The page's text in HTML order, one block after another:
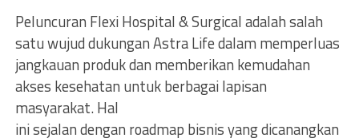
Peluncuran Flexi Hospital & Surgical adalah salah
satu wujud dukungan Astra Life dalam memperluas
jangkauan produk dan memberikan kemudahan
akses kesehatan untuk berbagai lapisan
masyarakat. Hal
ini sejalan dengan roadmap bisnis yang dicanangkan